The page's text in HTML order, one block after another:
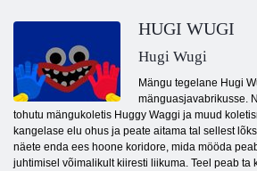
HUGI WUGI
Hugi Wugi
Mängu tegelane Hugi
mänguasjavabrikusse.
tohutu mängukoletis Huggy Waggi ja muud
kangelase elu ohus ja peate aitama tal sellest
näete enda ees hoone koridore, mida mööda
juhtimisel võimalikult kiiresti liikuma. Teel peab ta